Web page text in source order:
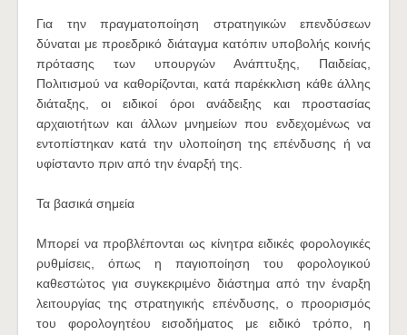
Για την πραγματοποίηση στρατηγικών επενδύσεων
δύναται με προεδρικό διάταγμα κατόπιν υποβολής κοινής
πρότασης των υπουργών Ανάπτυξης, Παιδείας,
Πολιτισμού να καθορίζονται, κατά παρέκκλιση κάθε άλλης
διάταξης, οι ειδικοί όροι ανάδειξης και προστασίας
αρχαιοτήτων και άλλων μνημείων που ενδεχομένως να
εντοπίστηκαν κατά την υλοποίηση της επένδυσης ή να
υφίσταντο πριν από την έναρξή της.
Τα βασικά σημεία
Μπορεί να προβλέπονται ως κίνητρα ειδικές φορολογικές
ρυθμίσεις, όπως η παγιοποίηση του φορολογικού
καθεστώτος για συγκεκριμένο διάστημα από την έναρξη
λειτουργίας της στρατηγικής επένδυσης, ο προορισμός
του φορολογητέου εισοδήματος με ειδικό τρόπο, η